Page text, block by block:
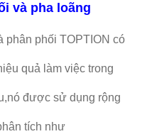
và pha loãng
phân phối TOPTION có
quả làm việc trong
được sử dụng rộng
tích như